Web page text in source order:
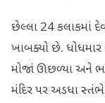
છેલ્લા 24 કલાકમાં
ખાબક્યો છે. ધોધમાર
મોજાં ઊછળ્યા અને
મંદિર પર અડધા સ્તંભે